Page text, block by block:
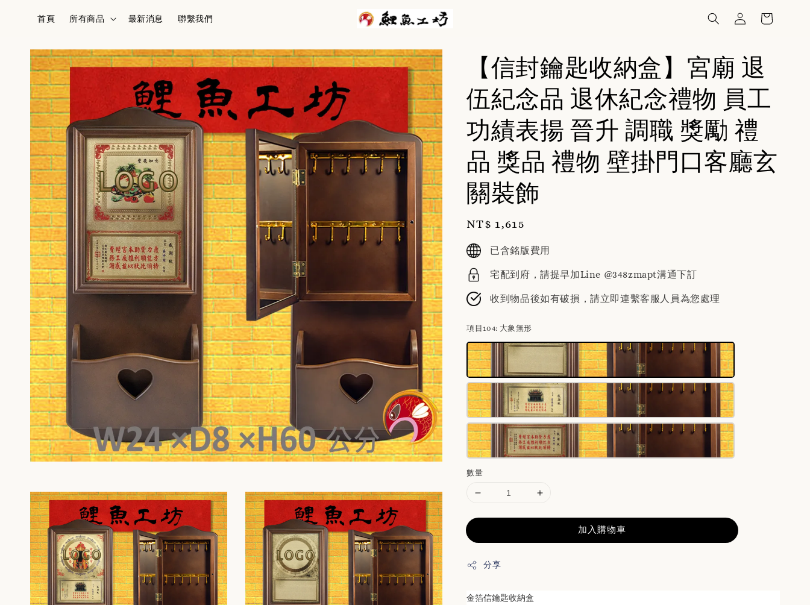
首頁 所有商品 最新消息 聯繫我們
【信封鑰匙收納盒】宮廟 退
伍紀念品 退休紀念禮物 員工
功績表揚 晉升 調職 獎勵 禮
品 獎品 禮物 壁掛門口客廳玄
關裝飾
Regular
price
NT$ 1,615
已含銘版費用
宅配到府，請提早加Line @348zmapt溝通下訂
收到物品後如有破損，請立即連繫客服人員為您處理
項目104: 大象無形
數量
加入購物車
分享
金箔信鑰匙收納盒